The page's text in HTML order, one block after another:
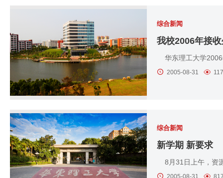
综合新闻
我校2006年接
华东理工大学2006
2005-08-31
综合新闻
新学期 新要求
8月31日上午，资
2005-08-31